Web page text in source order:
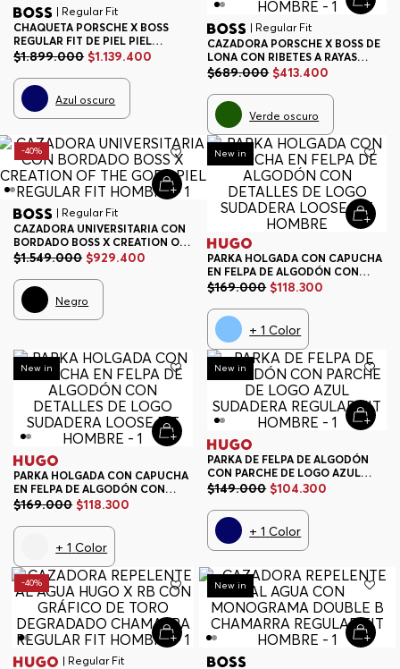
| Regular Fit
CHAQUETA PORSCHE X BOSS
REGULAR FIT DE PIEL PIEL
REGULAR FIT HOMBRE
$1.899.000 $1.139.400
Azul oscuro
| Regular Fit
CAZADORA PORSCHE X BOSS DE
LONA CON RIBETES A RAYAS
CHAMARRA REGULAR FIT
$689.000 $413.400
Verde oscuro
-40%
| Regular Fit
CAZADORA UNIVERSITARIA CON
BORDADO BOSS X CREATION OF
THE GODS PIEL REGULAR FIT
$1.549.000 $929.400
Negro
-30%
New in
PARKA HOLGADA CON CAPUCHA
EN FELPA DE ALGODÓN CON
DETALLES DE LOGO SUDADERA
$169.000 $118.300
+1 Color
-30%
New in
PARKA HOLGADA CON CAPUCHA
EN FELPA DE ALGODÓN CON
DETALLES DE LOGO SUDADERA
$169.000 $118.300
+1 Color
-30%
New in
PARKA DE FELPA DE ALGODÓN
CON PARCHE DE LOGO AZUL
SUDADERA REGULAR FIT
$149.000 $104.300
+1 Color
-40%
| Regular Fit
-30%
New in